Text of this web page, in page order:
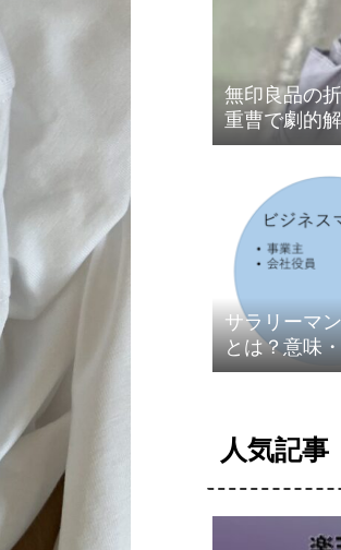
無印良品の
重曹で劇的
も必見！
サラリーマ
とは？意味
りやすく解説
人気記事